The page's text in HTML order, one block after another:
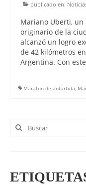
publicado en:
Mariano Uberti, un
originario de la
alcanzó un logro
de 42 kilómetros
Argentina. Con
Maraton de antartida,
Buscar
por: